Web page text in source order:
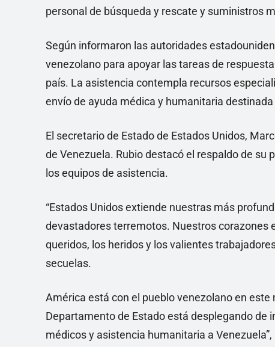
personal de búsqueda y rescate y suministros
Según informaron las autoridades
venezolano para apoyar las tareas de
país. La asistencia contempla recursos
envío de ayuda médica y humanitaria
El secretario de Estado de Estados Unidos,
de Venezuela. Rubio destacó el respaldo de su
los equipos de asistencia.
“Estados Unidos extiende nuestras más
devastadores terremotos. Nuestros corazones
queridos, los heridos y los valientes
secuelas.
América está con el pueblo venezolano en
Departamento de Estado está desplegando de
médicos y asistencia humanitaria a